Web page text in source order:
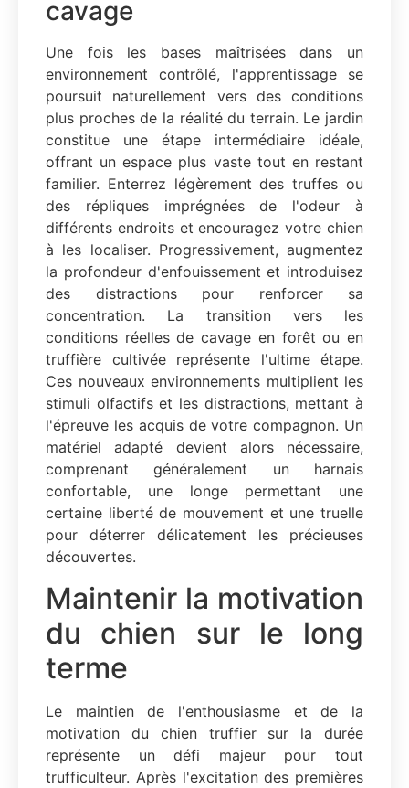
cavage
Une fois les bases maîtrisées dans un
environnement contrôlé, l'apprentissage se
poursuit naturellement vers des conditions
plus proches de la réalité du terrain. Le jardin
constitue une étape intermédiaire idéale,
offrant un espace plus vaste tout en restant
familier. Enterrez légèrement des truffes ou
des répliques imprégnées de l'odeur à
différents endroits et encouragez votre chien
à les localiser. Progressivement, augmentez
la profondeur d'enfouissement et introduisez
des distractions pour renforcer sa
concentration. La transition vers les
conditions réelles de cavage en forêt ou en
truffière cultivée représente l'ultime étape.
Ces nouveaux environnements multiplient les
stimuli olfactifs et les distractions, mettant à
l'épreuve les acquis de votre compagnon. Un
matériel adapté devient alors nécessaire,
comprenant généralement un harnais
confortable, une longe permettant une
certaine liberté de mouvement et une truelle
pour déterrer délicatement les précieuses
découvertes.
Maintenir la motivation
du chien sur le long
terme
Le maintien de l'enthousiasme et de la
motivation du chien truffier sur la durée
représente un défi majeur pour tout
trufficulteur. Après l'excitation des premières